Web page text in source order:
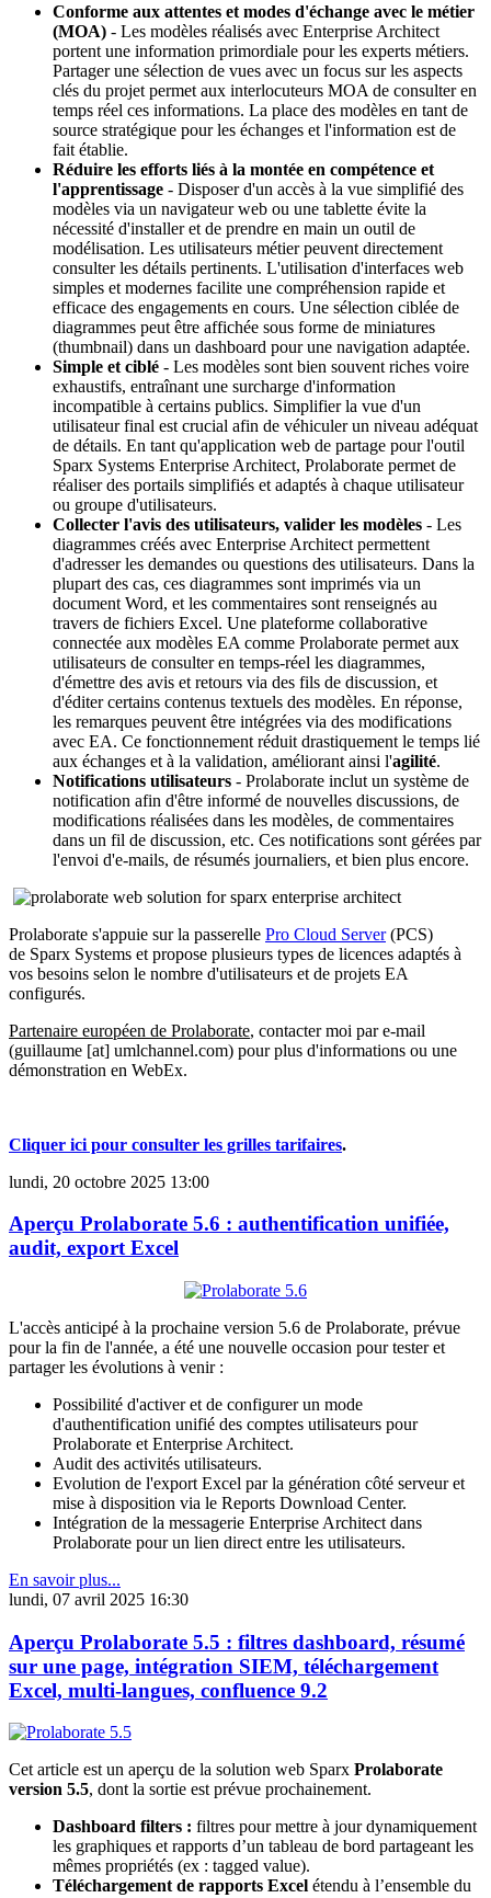
Conforme aux attentes et modes d'échange avec le métier
(MOA) - Les modèles réalisés avec Enterprise Architect
portent une information primordiale pour les experts métiers.
Partager une sélection de vues avec un focus sur les aspects
clés du projet permet aux interlocuteurs MOA de consulter en
temps réel ces informations. La place des modèles en tant de
source stratégique pour les échanges et l'information est de
fait établie.
Réduire les efforts liés à la montée en compétence et
l'apprentissage - Disposer d'un accès à la vue simplifié des
modèles via un navigateur web ou une tablette évite la
nécessité d'installer et de prendre en main un outil de
modélisation. Les utilisateurs métier peuvent directement
consulter les détails pertinents. L'utilisation d'interfaces web
simples et modernes facilite une compréhension rapide et
efficace des engagements en cours. Une sélection ciblée de
diagrammes peut être affichée sous forme de miniatures
(thumbnail) dans un dashboard pour une navigation adaptée.
Simple et ciblé - Les modèles sont bien souvent riches voire
exhaustifs, entraînant une surcharge d'information
incompatible à certains publics. Simplifier la vue d'un
utilisateur final est crucial afin de véhiculer un niveau adéquat
de détails. En tant qu'application web de partage pour l'outil
Sparx Systems Enterprise Architect, Prolaborate permet de
réaliser des portails simplifiés et adaptés à chaque utilisateur
ou groupe d'utilisateurs.
Collecter l'avis des utilisateurs, valider les modèles - Les
diagrammes créés avec Enterprise Architect permettent
d'adresser les demandes ou questions des utilisateurs. Dans la
plupart des cas, ces diagrammes sont imprimés via un
document Word, et les commentaires sont renseignés au
travers de fichiers Excel. Une plateforme collaborative
connectée aux modèles EA comme Prolaborate permet aux
utilisateurs de consulter en temps-réel les diagrammes,
d'émettre des avis et retours via des fils de discussion, et
d'éditer certains contenus textuels des modèles. En réponse,
les remarques peuvent être intégrées via des modifications
avec EA. Ce fonctionnement réduit drastiquement le temps lié
aux échanges et à la validation, améliorant ainsi l'agilité.
Notifications utilisateurs - Prolaborate inclut un système de
notification afin d'être informé de nouvelles discussions, de
modifications réalisées dans les modèles, de commentaires
dans un fil de discussion, etc. Ces notifications sont gérées par
l'envoi d'e-mails, de résumés journaliers, et bien plus encore.
Prolaborate s'appuie sur la passerelle Pro Cloud Server(PCS)
de Sparx Systems et propose plusieurs types de licences adaptés à
vos besoins selon le nombre d'utilisateurs et de projets EA
configurés.
Partenaire européen de Prolaborate, contacter moi par e-mail
(guillaume [at] umlchannel.com) pour plus d'informations ou une
démonstration en WebEx.
Cliquer ici pour consulter les grilles tarifaires.
lundi, 20 octobre 2025 13:00
Aperçu Prolaborate 5.6 : authentification unifiée,
audit, export Excel
L'accès anticipé à la prochaine version 5.6 de Prolaborate, prévue
pour la fin de l'année, a été une nouvelle occasion pour tester et
partager les évolutions à venir :
Possibilité d'activer et de configurer un mode
d'authentification unifié des comptes utilisateurs pour
Prolaborate et Enterprise Architect.
Audit des activités utilisateurs.
Evolution de l'export Excel par la génération côté serveur et
mise à disposition via le Reports Download Center.
Intégration de la messagerie Enterprise Architect dans
Prolaborate pour un lien direct entre les utilisateurs.
En savoir plus...
lundi, 07 avril 2025 16:30
Aperçu Prolaborate 5.5 : filtres dashboard, résumé
sur une page, intégration SIEM, téléchargement
Excel, multi-langues, confluence 9.2
Cet article est un aperçu de la solution web Sparx Prolaborate
version 5.5, dont la sortie est prévue prochainement.
Dashboard filters : filtres pour mettre à jour dynamiquement
les graphiques et rapports d’un tableau de bord partageant les
mêmes propriétés (ex : tagged value).
Téléchargement de rapports Excel étendu à l’ensemble du